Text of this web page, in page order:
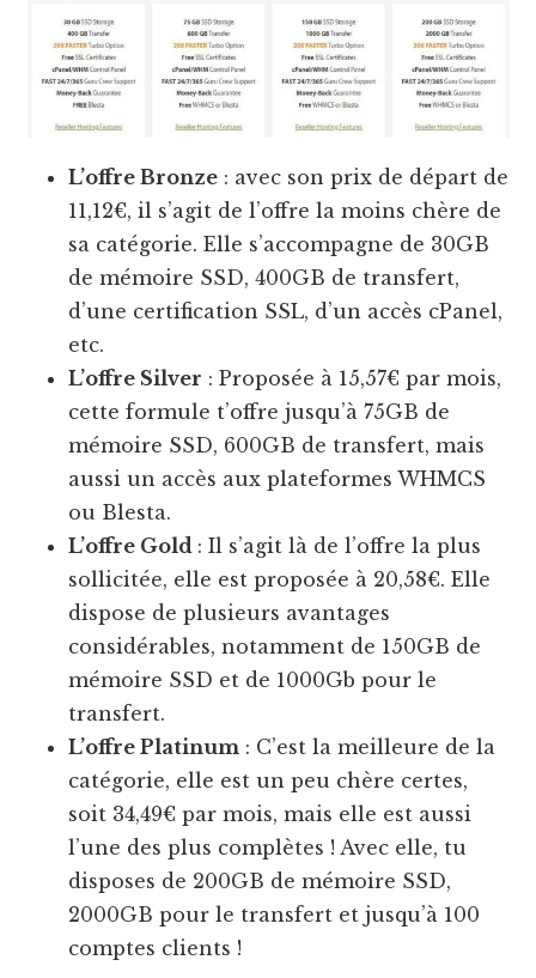
L’offre Bronze : avec son prix de départ de
11,12€, il s’agit de l’offre la moins chère de
sa catégorie. Elle s’accompagne de 30GB
de mémoire SSD, 400GB de transfert,
d’une certification SSL, d’un accès cPanel,
etc.
L’offre Silver : Proposée à 15,57€ par mois,
cette formule t’offre jusqu’à 75GB de
mémoire SSD, 600GB de transfert, mais
aussi un accès aux plateformes WHMCS
ou Blesta.
L’offre Gold : Il s’agit là de l’offre la plus
sollicitée, elle est proposée à 20,58€. Elle
dispose de plusieurs avantages
considérables, notamment de 150GB de
mémoire SSD et de 1000Gb pour le
transfert.
L’offre Platinum : C’est la meilleure de la
catégorie, elle est un peu chère certes,
soit 34,49€ par mois, mais elle est aussi
l’une des plus complètes ! Avec elle, tu
disposes de 200GB de mémoire SSD,
2000GB pour le transfert et jusqu’à 100
comptes clients !